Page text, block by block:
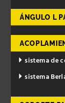
ÁNGULO L
sistema de
sistema